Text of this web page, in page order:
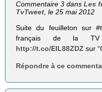
Commentaire 3 dansLes
TvTweet , le 25 mai 2012
Suite du feuilleton sur
français de la TV
http://t.co/EIL88ZDZ sur
Répondre à ce